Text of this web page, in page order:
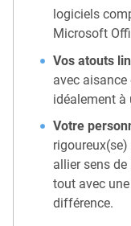
logiciels
Microsoft
Vos atouts
avec
idéalement à
Votre
allier sens de
tout avec
différence.